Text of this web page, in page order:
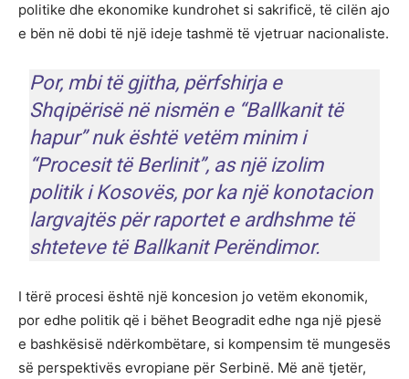
politike dhe ekonomike kundrohet si sakrificë, të cilën ajo
e bën në dobi të një ideje tashmë të vjetruar nacionaliste.
Por, mbi të gjitha, përfshirja e
Shqipërisë në nismën e “Ballkanit të
hapur” nuk është vetëm minim i
“Procesit të Berlinit”, as një izolim
politik i Kosovës, por ka një konotacion
largvajtës për raportet e ardhshme të
shteteve të Ballkanit Perëndimor.
I tërë procesi është një koncesion jo vetëm ekonomik,
por edhe politik që i bëhet Beogradit edhe nga një pjesë
e bashkësisë ndërkombëtare, si kompensim të mungesës
së perspektivës evropiane për Serbinë. Më anë tjetër,